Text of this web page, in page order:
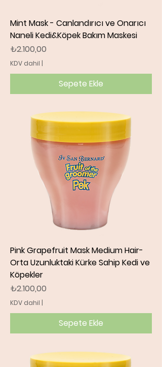
Mint Mask - Canlandırıcı ve Onarıcı
Naneli Kedi&Köpek Bakım Maskesi
Fiyat
₺2.100,00
KDV dahil |
Sepete Ekle
Pink Grapefruit Mask Medium Hair-
Orta Uzunluktaki Kürke Sahip Kedi ve
Köpekler
Fiyat
₺2.100,00
KDV dahil |
Sepete Ekle